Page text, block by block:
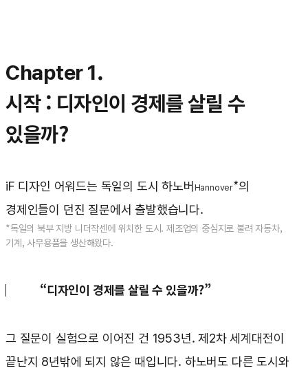
Chapter 1.
시작 : 디자인이 경제를 살릴 수
있을까?
iF 디자인 어워드는 독일의 도시 하노버 Hannover*의
경제인들이 던진 질문에서 출발했습니다.
*독일의 북부 지방 니더작센에 위치한 도시. 제조업의 중심지로 불려 자동차,
기계, 사무용품을 생산해왔다.
“디자인이 경제를 살릴 수 있을까?”
그 질문이 실험으로 이어진 건 1953년. 제2차 세계대전이
끝난지 8년밖에 되지 않은 때입니다. 하노버도 다른 도시와